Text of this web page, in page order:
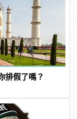
排假了嗎？